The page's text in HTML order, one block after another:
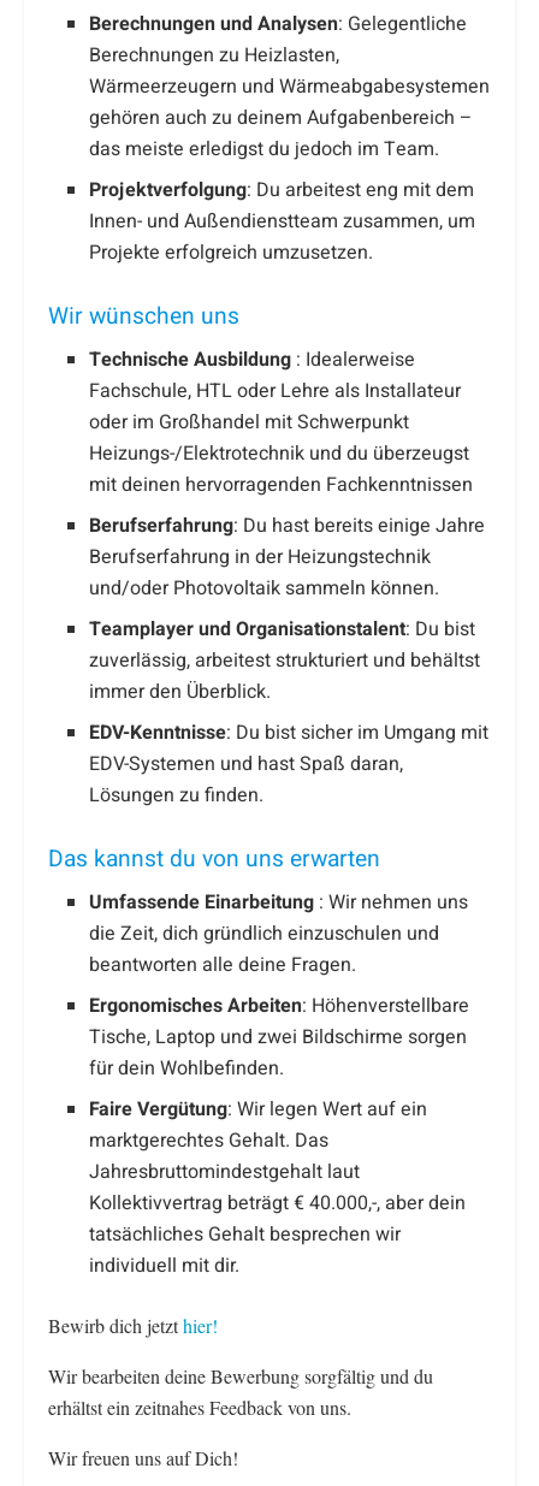
Berechnungen und Analysen: Gelegentliche
Berechnungen zu Heizlasten,
Wärmeerzeugern und Wärmeabgabesystemen
gehören auch zu deinem Aufgabenbereich –
das meiste erledigst du jedoch im Team.
Projektverfolgung: Du arbeitest eng mit dem
Innen- und Außendienstteam zusammen, um
Projekte erfolgreich umzusetzen.
Wir wünschen uns
Technische Ausbildung : Idealerweise
Fachschule, HTL oder Lehre als Installateur
oder im Großhandel mit Schwerpunkt
Heizungs-/Elektrotechnik und du überzeugst
mit deinen hervorragenden Fachkenntnissen
Berufserfahrung: Du hast bereits einige Jahre
Berufserfahrung in der Heizungstechnik
und/oder Photovoltaik sammeln können.
Teamplayer und Organisationstalent: Du bist
zuverlässig, arbeitest strukturiert und behältst
immer den Überblick.
EDV-Kenntnisse: Du bist sicher im Umgang mit
EDV-Systemen und hast Spaß daran,
Lösungen zu finden.
Das kannst du von uns erwarten
Umfassende Einarbeitung : Wir nehmen uns
die Zeit, dich gründlich einzuschulen und
beantworten alle deine Fragen.
Ergonomisches Arbeiten: Höhenverstellbare
Tische, Laptop und zwei Bildschirme sorgen
für dein Wohlbefinden.
Faire Vergütung: Wir legen Wert auf ein
marktgerechtes Gehalt. Das
Jahresbruttomindestgehalt laut
Kollektivvertrag beträgt € 40.000,-, aber dein
tatsächliches Gehalt besprechen wir
individuell mit dir.
Bewirb dich jetzthier!
Wir bearbeiten deine Bewerbung sorgfältig und du
erhältst ein zeitnahes Feedback von uns.
Wir freuen uns auf Dich!